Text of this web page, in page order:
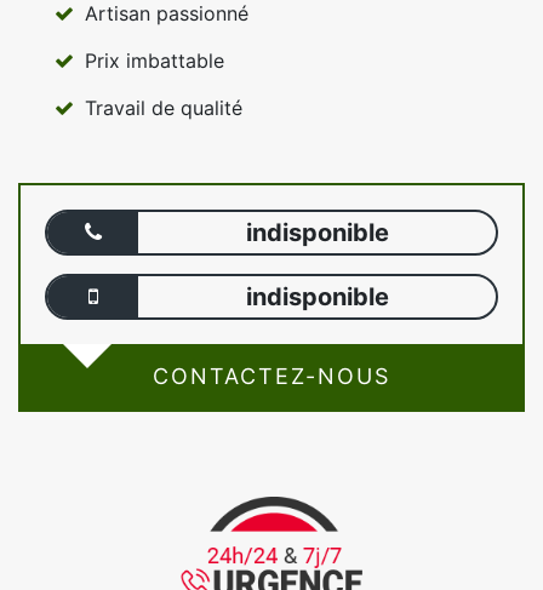
Artisan passionné
Prix imbattable
Travail de qualité
indisponible
indisponible
CONTACTEZ-NOUS